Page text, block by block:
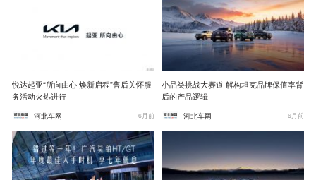
悦达起亚“所向由心 焕新启程”售后关怀服
务活动火热进行
河北车网 6月前
小品类挑战大赛道 解构坦克品牌保值率背
后的产品逻辑
河北车网 6月前